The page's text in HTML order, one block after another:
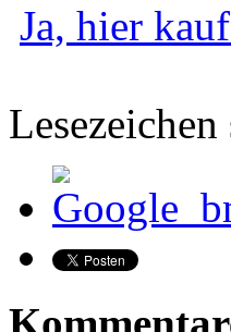
Ja, hier
Lesezeichen